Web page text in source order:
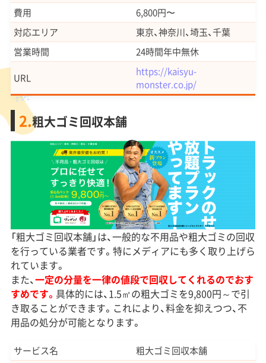
費用
6,800円〜
対応エリア
東京、神奈川、埼玉、千葉
営業時間
24時間年中無休
URL
https://kaisyu-
monster.co.jp/
2.粗大ゴミ回収本舗
「粗大ゴミ回収本舗」は、一般的な不用品や粗大ゴミの回収
を行っている業者です。特にメディアにも多く取り上げら
れています。
また、一定の分量を一律の値段で回収してくれるのでおす
すめです。 具体的には、1.5㎡の粗大ゴミを9,800円～で引
き取ることができます。これにより、料金を抑えつつ、不
用品の処分が可能となります。
サービス名 粗大ゴミ回収本舗